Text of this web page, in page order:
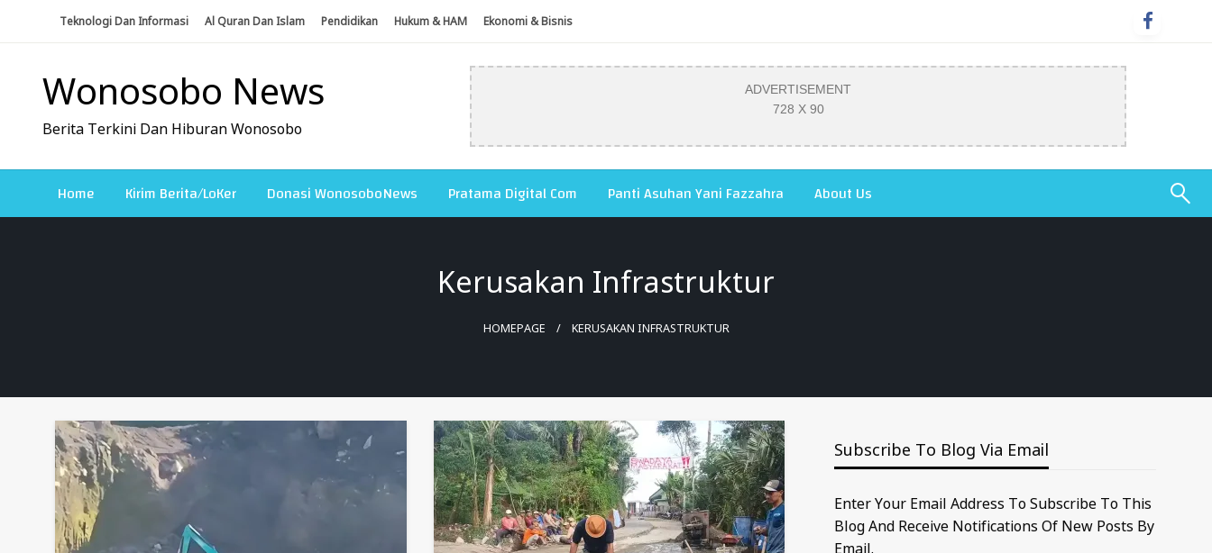
Teknologi Dan Informasi Al Quran Dan Islam Pendidikan Hukum & HAM Ekonomi & Bisnis
Wonosobo News
Berita Terkini Dan Hiburan Wonosobo
ADVERTISEMENT
728 X 90
Home Kirim Berita/LoKer Donasi WonosoboNews Pratama Digital Com Panti Asuhan Yani Fazzahra About Us
Kerusakan Infrastruktur
HOMEPAGE KERUSAKAN INFRASTRUKTUR
Subscribe To Blog Via Email
Enter Your Email Address To Subscribe To This
Blog And Receive Notifications Of New Posts By
Email.